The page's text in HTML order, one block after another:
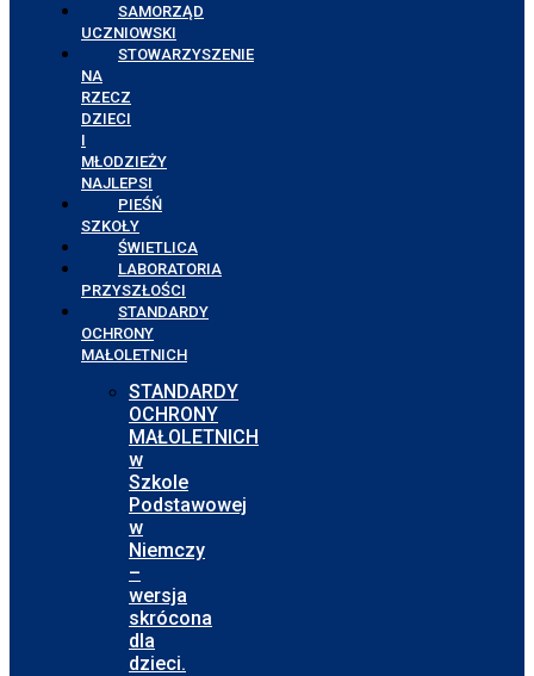
SAMORZĄD
UCZNIOWSKI
STOWARZYSZENIE
NA
RZECZ
DZIECI
I
MŁODZIEŻY
NAJLEPSI
PIEŚŃ
SZKOŁY
ŚWIETLICA
LABORATORIA
PRZYSZŁOŚCI
STANDARDY
OCHRONY
MAŁOLETNICH
STANDARDY
OCHRONY
MAŁOLETNICH
w
Szkole
Podstawowej
w
Niemczy
–
wersja
skrócona
dla
dzieci.